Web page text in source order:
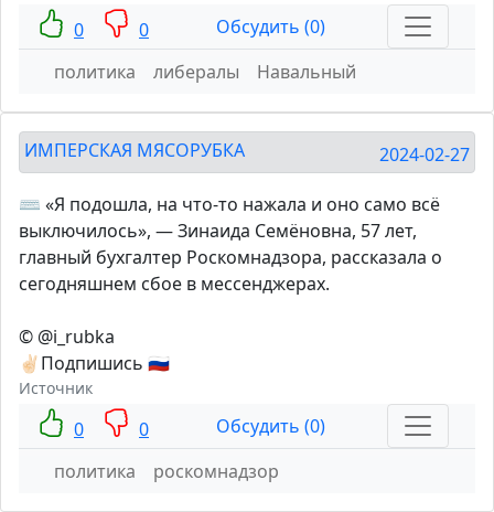
0 0
Обсудить (0)
политика
либералы Навальный
ИМПЕРСКАЯ МЯСОРУБКА 2024-02-27
⌨️ «Я подошла, на что-то нажала и оно само всё
выключилось», — Зинаида Семёновна, 57 лет,
главный бухгалтер Роскомнадзора, рассказала о
сегодняшнем сбое в мессенджерах.
© @i_rubka
✌🏻Подпишись 🇷🇺
Источник
0 0
Обсудить (0)
политика
роскомнадзор